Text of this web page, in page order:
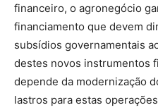
financeiro, o agronegócio
financiamento que devem
subsídios governamentais
destes novos instrumentos
depende da modernização
lastros para estas